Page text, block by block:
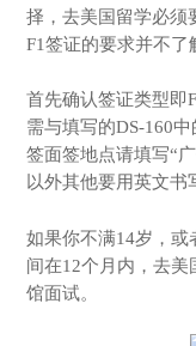
择，去美国留学必须
F1签证的要求并不了
首先确认签证类型即
需与填写的DS-160
签面签地点请填写“
以外其他要用英文书
如果你不满14岁，
间在12个月内，去
馆面试。